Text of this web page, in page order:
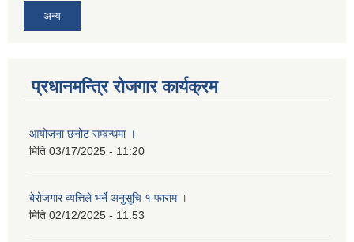
अन्य
प्रधानमन्त्रि रोजगार कार्यक्रम
आयोजना छनोट सम्वन्धमा ।
मिति 03/17/2025 - 11:20
बेरोजगार व्यत्तिले भर्ने अनुसूचि १ फाराम ।
मिति 02/12/2025 - 11:53